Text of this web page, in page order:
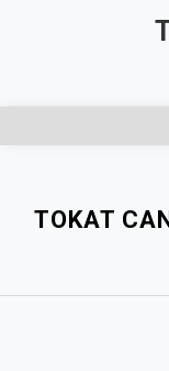
TOKAT